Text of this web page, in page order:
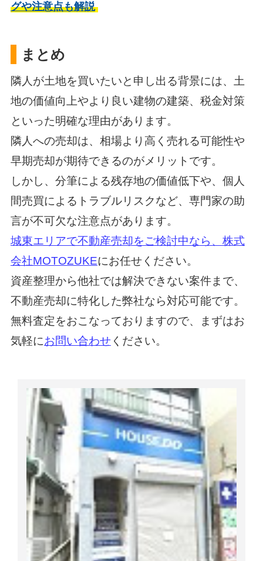
グや注意点も解説
まとめ
隣人が土地を買いたいと申し出る背景には、土
地の価値向上やより良い建物の建築、税金対策
といった明確な理由があります。
隣人への売却は、相場より高く売れる可能性や
早期売却が期待できるのがメリットです。
しかし、分筆による残存地の価値低下や、個人
間売買によるトラブルリスクなど、専門家の助
言が不可欠な注意点があります。
城東エリアで不動産売却をご検討中なら、株式
会社MOTOZUKEにお任せください。
資産整理から他社では解決できない案件まで、
不動産売却に特化した弊社なら対応可能です。
無料査定をおこなっておりますので、まずはお
気軽にお問い合わせ ください。